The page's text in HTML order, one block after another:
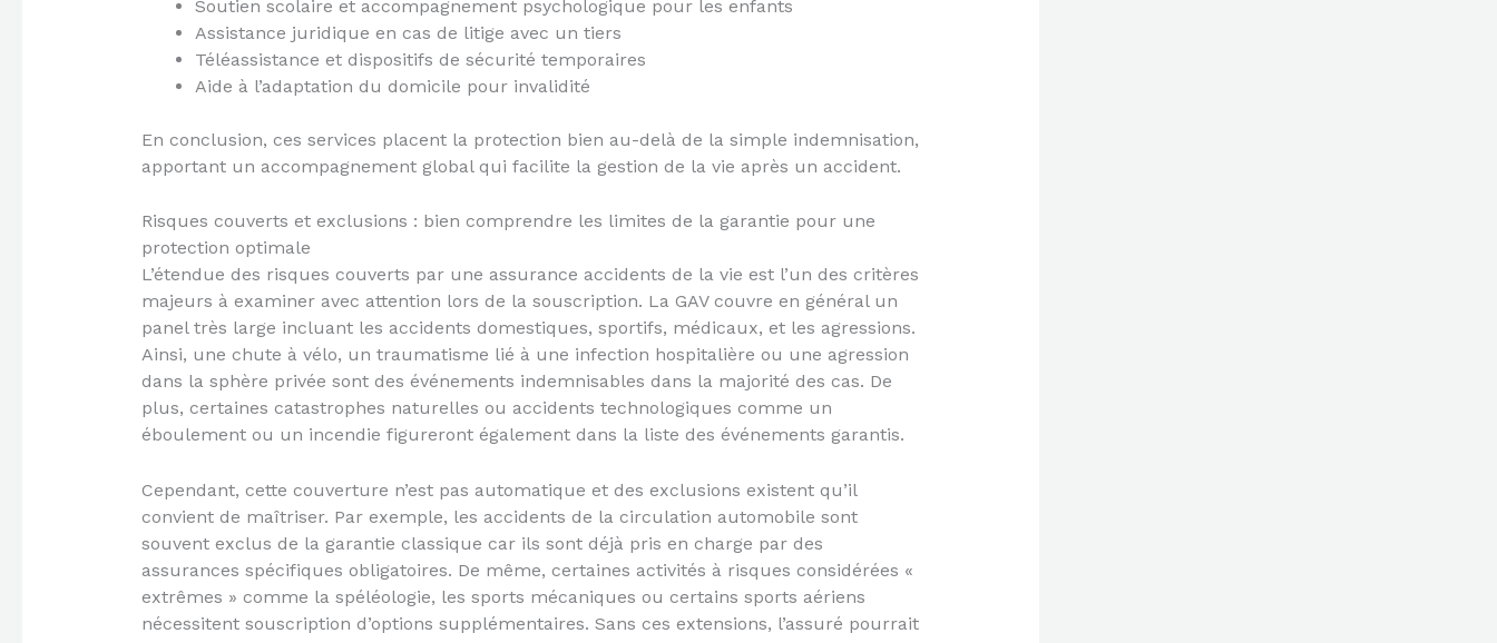
Soutien scolaire et accompagnement psychologique pour les enfants
Assistance juridique en cas de litige avec un tiers
Téléassistance et dispositifs de sécurité temporaires
Aide à l’adaptation du domicile pour invalidité
En conclusion, ces services placent la protection bien au-delà de la simple indemnisation,
apportant un accompagnement global qui facilite la gestion de la vie après un accident.
Risques couverts et exclusions : bien comprendre les limites de la garantie pour une
protection optimale
L’étendue des risques couverts par une assurance accidents de la vie est l’un des critères
majeurs à examiner avec attention lors de la souscription. La GAV couvre en général un
panel très large incluant les accidents domestiques, sportifs, médicaux, et les agressions.
Ainsi, une chute à vélo, un traumatisme lié à une infection hospitalière ou une agression
dans la sphère privée sont des événements indemnisables dans la majorité des cas. De
plus, certaines catastrophes naturelles ou accidents technologiques comme un
éboulement ou un incendie figureront également dans la liste des événements garantis.
Cependant, cette couverture n’est pas automatique et des exclusions existent qu’il
convient de maîtriser. Par exemple, les accidents de la circulation automobile sont
souvent exclus de la garantie classique car ils sont déjà pris en charge par des
assurances spécifiques obligatoires. De même, certaines activités à risques considérées «
extrêmes » comme la spéléologie, les sports mécaniques ou certains sports aériens
nécessitent souscription d’options supplémentaires. Sans ces extensions, l’assuré pourrait